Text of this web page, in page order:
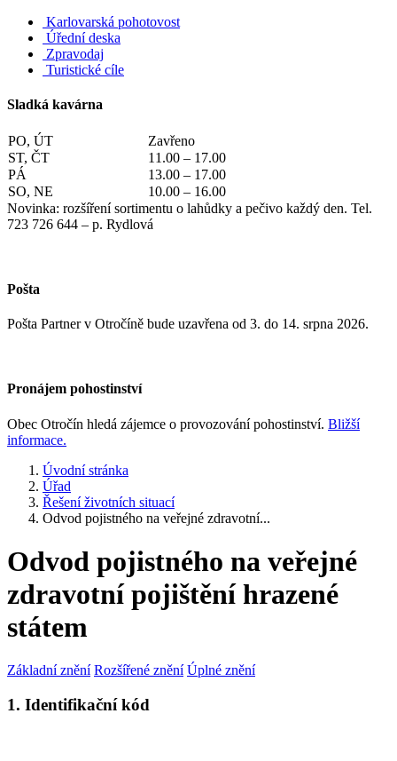
Karlovarská pohotovost
Úřední deska
Zpravodaj
Turistické cíle
Sladká kavárna
PO, ÚT
Zavřeno
ST, ČT
11.00 – 17.00
PÁ
13.00 – 17.00
SO, NE
10.00 – 16.00
Novinka: rozšíření sortimentu o lahůdky a pečivo každý den. Tel.
723 726 644 – p. Rydlová
Pošta
Pošta Partner v Otročíně bude uzavřena od 3. do 14. srpna 2026.
Pronájem pohostinství
Obec Otročín hledá zájemce o provozování pohostinství. Bližší
informace.
Úvodní stránka
Úřad
Řešení životních situací
Odvod pojistného na veřejné zdravotní...
Odvod pojistného na veřejné
zdravotní pojištění hrazené
státem
Základní znění Rozšířené znění Úplné znění
1. Identifikační kód